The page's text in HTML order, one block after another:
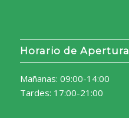
Horario de Apertura
Mañanas: 09:00-14:00
Tardes: 17:00-21:00